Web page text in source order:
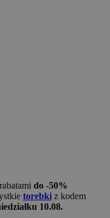
do -50%
torebkiz kodem
10.08.